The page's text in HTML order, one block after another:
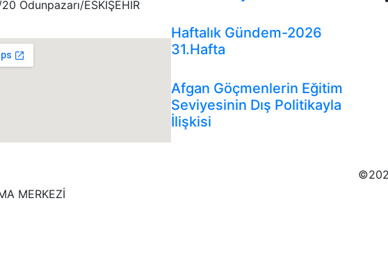
Odunpazarı/ESKİŞEHİR
Haftalık Gündem-2026
31.Hafta
Afgan Göçmenlerin Eğitim
Seviyesinin Dış Politikayla
İlişkisi
MERKEZİ